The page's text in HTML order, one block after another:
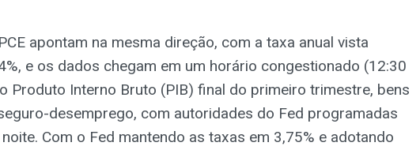
apontam na mesma direção, com a taxa anual vista
e os dados chegam em um horário congestionado (12:30
Produto Interno Bruto (PIB) final do primeiro trimestre, bens
desemprego, com autoridades do Fed programadas
Com o Fed mantendo as taxas em 3,75% e adotando